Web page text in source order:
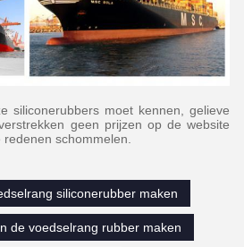
siliconerubbers moet kennen, gelieve
geen prijzen op de website
schommelen.
siliconerubber maken
de voedselrang rubber maken